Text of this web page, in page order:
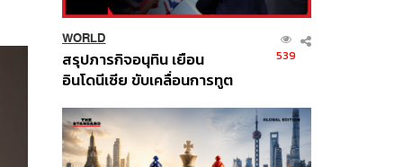
WORLD
สรุปภารกิจอนุทิน เยือน
อินโดนีเซีย ขับเคลื่อนการทูต
ส่วนยุทธศาสตร์ไทย –
อินโดนีเซีย
539